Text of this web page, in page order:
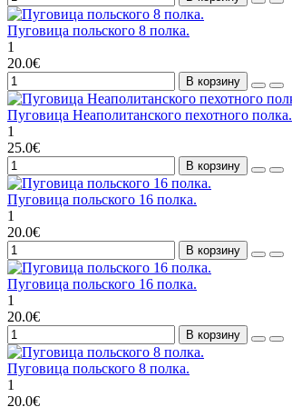
Пуговица польского 8 полка.
1
20.0€
В корзину
Пуговица Неаполитанского пехотного полка.
1
25.0€
В корзину
Пуговица польского 16 полка.
1
20.0€
В корзину
Пуговица польского 16 полка.
1
20.0€
В корзину
Пуговица польского 8 полка.
1
20.0€